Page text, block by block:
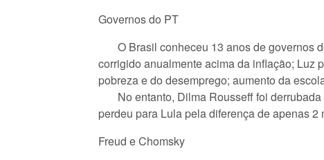
Governos do PT
O Brasil conheceu 13 anos de governos
corrigido anualmente acima da inflação; Luz
pobreza e do desemprego; aumento da
No entanto, Dilma Rousseff foi derrubada
perdeu para Lula pela diferença de apenas
Freud e Chomsky